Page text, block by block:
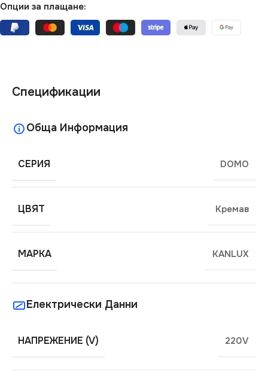
Опции за плащане:
Спецификации
Обща Информация
СЕРИЯ DOMO
ЦВЯТ Кремав
МАРКА KANLUX
Електрически Данни
НАПРЕЖЕНИЕ (V) 220V